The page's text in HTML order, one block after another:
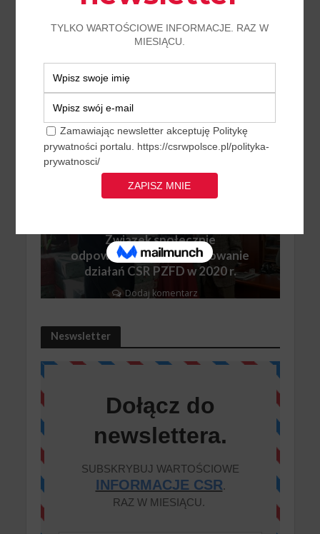
Związek społecznie
odpowiedzialny, podsumowanie
działań CSR PZFD w 2020 r.
Polski Związek Firm Deweloperskich
POLSKI ZWIĄZEK FIRM
DEWELOPERSKICH
Związek społecznie
odpowiedzialny, podsumowanie
działań CSR PZFD w 2020 r.
Dodaj komentarz
Neswsletter